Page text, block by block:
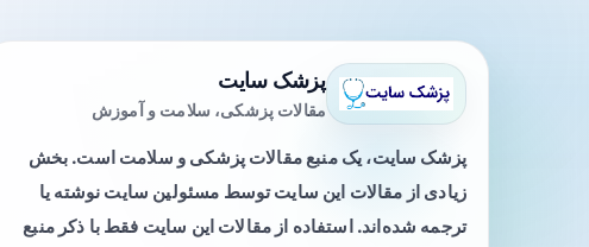
پزشک سایت
مقالات پزشکی، سلامت و آموزش
پزشک سایت، یک منبع مقالات پزشکی و سلامت است. بخش
زیادی از مقالات این سایت توسط مسئولین سایت نوشته یا
ترجمه شده‌اند. استفاده از مقالات این سایت فقط با ذکر منبع